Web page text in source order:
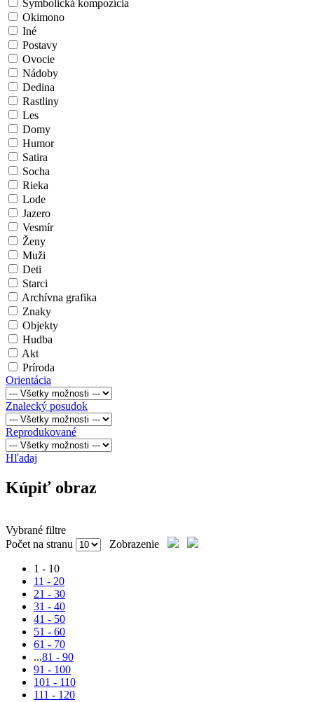
Symbolická kompozícia
Okimono
Iné
Postavy
Ovocie
Nádoby
Dedina
Rastliny
Les
Domy
Humor
Satira
Socha
Rieka
Lode
Jazero
Vesmír
Ženy
Muži
Deti
Starci
Archívna grafika
Znaky
Objekty
Hudba
Akt
Príroda
Orientácia
Znalecký posudok
Reprodukované
Hľadaj
Kúpiť obraz
Vybrané filtre
Počet na stranu
Zobrazenie
1 - 10
11 - 20
21 - 30
31 - 40
41 - 50
51 - 60
61 - 70
...81 - 90
91 - 100
101 - 110
111 - 120